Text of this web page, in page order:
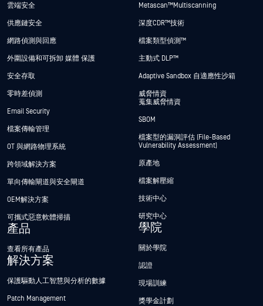
雲端安全
供應鏈安全
網路偵測與回應
外圍設備和可拆卸 媒體 保護
安全存取
零時差偵測
Email Security
檔案傳輸管理
OT 與網路物理系統
跨領域解決方案
單向傳輸閘道與安全閘道
OEM解決方案
可攜式惡意軟體掃描
產品
查看所有產品
解決方案
保護驅動人工智慧與分析的數據
Patch Management
Metascan™ Multiscanning
深度CDR™技術
檔案類型偵測™
主動式 DLP™
Adaptive Sandbox 自適應性沙箱
威脅情資
蒐集威脅情資
SBOM
檔案型的漏洞評估 (File-Based
Vulnerability Assessment)
原產地
檔案解壓縮
技術中心
研究中心
學院
關於學院
認證
現場訓練
獎學金計劃